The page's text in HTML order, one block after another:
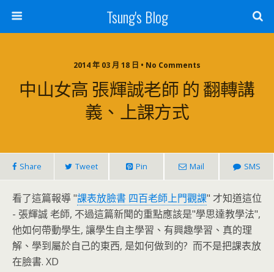
Tsung's Blog
2014 年 03 月 18 日 • No Comments
中山女高 張輝誠老師 的 翻轉講
義、上課方式
Share Tweet Pin Mail SMS
看了這篇報導 "課表放臉書 四百老師上門觀課" 才知道這位
- 張輝誠 老師, 不過這篇新聞的重點應該是"學思達教學法",
他如何帶動學生, 讓學生自主學習、有興趣學習、真的理
解、學到屬於自己的東西, 是如何做到的? 而不是把課表放
在臉書. XD